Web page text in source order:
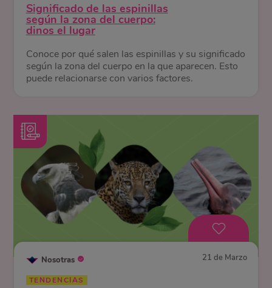
Significado de las espinillas
según la zona del cuerpo:
dinos el lugar
Conoce por qué salen las espinillas y su significado
según la zona del cuerpo en la que aparecen. Esto
puede relacionarse con varios factores.
Nosotras 21 de Marzo
TENDENCIAS